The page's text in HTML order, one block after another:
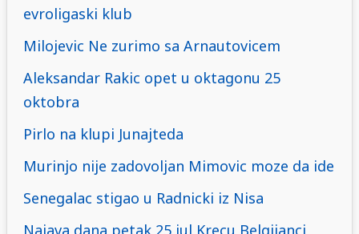
evroligaski klub
Milojevic Ne zurimo sa Arnautovicem
Aleksandar Rakic opet u oktagonu 25
oktobra
Pirlo na klupi Junajteda
Murinjo nije zadovoljan Mimovic moze da ide
Senegalac stigao u Radnicki iz Nisa
Najava dana petak 25 jul Krecu Belgijanci